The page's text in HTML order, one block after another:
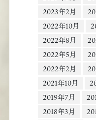
2023年2月
2022年10月
2022年8月
2022年5月
2022年2月
2021年10月
2019年7月
2018年3月